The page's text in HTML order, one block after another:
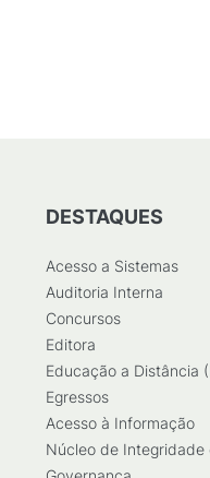
DESTAQUES
Acesso a Sistemas
Auditoria Interna
Concursos
Editora
Educação a Distância
Egressos
Acesso à Informação
Núcleo de Integridade